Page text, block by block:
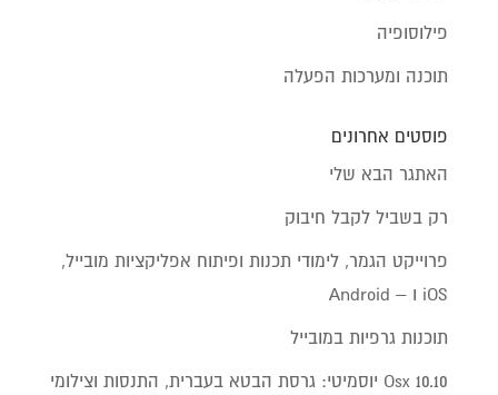
פילוסופיה
תוכנה ומערכות הפעלה
פוסטים אחרונים
האתגר הבא שלי
רק בשביל לקבל חיבוק
פרוייקט הגמר, לימודי תכנות ופיתוח אפליקציות מובייל,
iOS ו – Android
תוכנות גרפיות במובייל
Osx 10.10 יוסמיטי: גרסת הבטא בעברית, התנסות וצילומי